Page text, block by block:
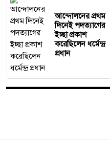
আন্দোলনের প্রথম
দিনেই পদত্যাগের
ইচ্ছা প্রকাশ
করেছিলেন ধর্মেন্দ্র
প্রধান